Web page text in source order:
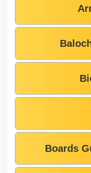
Boards